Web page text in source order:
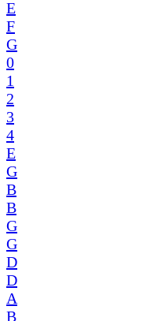
E
F
G
0
1
2
3
4
E
G
B
B
G
G
D
D
A
B